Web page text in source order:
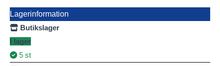
Lagerinformation
Butikslager
I lager
5 st